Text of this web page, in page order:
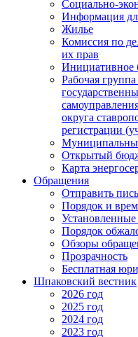
Социально-
Информация
Жилье
Комиссия по
их прав
Инициативное
Рабочая
округа
регистрации
Открытый
Карта
Обращения
Отправить
Порядок и
Порядок
Обзоры
Прозрачность
Бесплатная
Шпаковский вестник
2026 год
2025 год
2024 год
2023 год